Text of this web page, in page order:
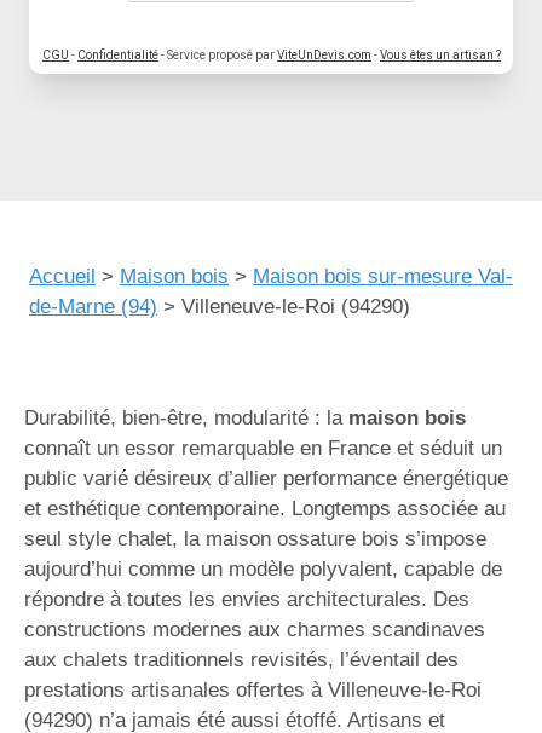
CGU - Confidentialité- Service proposé parViteUnDevis.com -Vous êtes un artisan ?
Accueil > Maison bois > Maison bois sur-mesure Val-
de-Marne (94) > Villeneuve-le-Roi (94290)
Durabilité, bien-être, modularité : la maison bois
connaît un essor remarquable en France et séduit un
public varié désireux d’allier performance énergétique
et esthétique contemporaine. Longtemps associée au
seul style chalet, la maison ossature bois s’impose
aujourd’hui comme un modèle polyvalent, capable de
répondre à toutes les envies architecturales. Des
constructions modernes aux charmes scandinaves
aux chalets traditionnels revisités, l’éventail des
prestations artisanales offertes à Villeneuve-le-Roi
(94290) n’a jamais été aussi étoffé. Artisans et